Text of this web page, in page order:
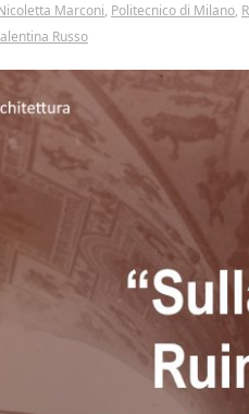
Marconi, Politecnico di Milano,
Russo